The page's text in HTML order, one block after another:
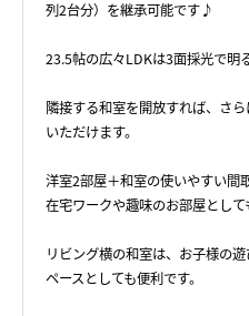
列2台分）を継承可能です♪
23.5帖の広々LDKは3面採光で明
隣接する和室を開放すれば、さ
いただけます。
洋室2部屋＋和室の使いやすい間
在宅ワークや趣味のお部屋として
リビング横の和室は、お子様の
ペースとしても便利です。